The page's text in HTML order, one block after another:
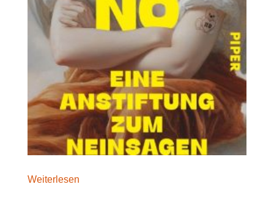
Weiterlesen